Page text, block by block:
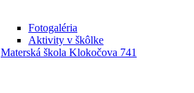
Fotogaléria
Aktivity v škôlke
Materská škola Klokočova 741